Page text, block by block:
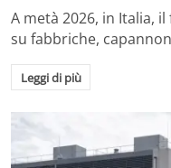
A metà 2026, in Italia,
su fabbriche,
Leggi di più